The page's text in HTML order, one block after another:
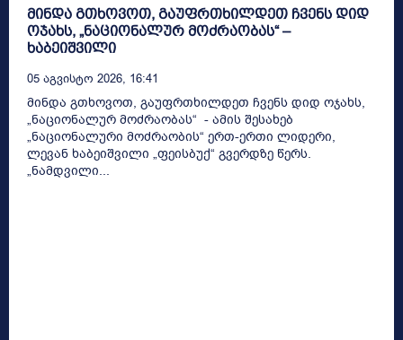
მინდა გთხოვოთ, გაუფრთხილდეთ ჩვენს დიდ
ოჯახს, „ნაციონალურ მოძრაობას“ –
ხაბეიშვილი
05 Აგვისტო 2026, 16:41
მინდა გთხოვოთ, გაუფრთხილდეთ ჩვენს დიდ ოჯახს,
„ნაციონალურ მოძრაობას“ - ამის შესახებ
„ნაციონალური მოძრაობის“ ერთ-ერთი ლიდერი,
ლევან ხაბეიშვილი „ფეისბუქ“ გვერდზე წერს.
„ნამდვილი...